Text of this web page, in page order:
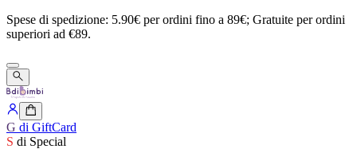
Spese di spedizione: 5.90€ perordini fino a 89€; Gratuite perordini
superiori ad €89.
G di GiftCard
S di Special